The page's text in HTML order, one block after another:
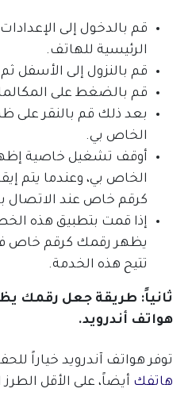
قم بالدخول إلى
الرئيسية للهاتف.
قم بالنزول إلى الأسفل
قم بالضغط على
بعد ذلك قم بالنقر على
الخاص بي.
أوقف تشغيل خاصية
الخاص بي، وعندما يتم
كرقم خاص عند الاتصال
إذا قمت بتطبيق هذه
يظهر رقمك كرقم خاص
تتيح هذه الخدمة.
ثانياً: طريقة جعل رقمك
هواتف أندرويد.
توفر هواتف آندرويد خياراً
هاتفك أيضاً، على الأقل